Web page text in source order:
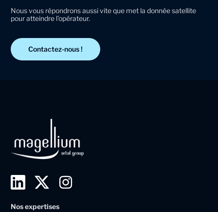
Nous vous répondrons aussi vite que met la donnée satellite
pour atteindre l’opérateur.
Contactez-nous !
L
T
I
Nos expertises